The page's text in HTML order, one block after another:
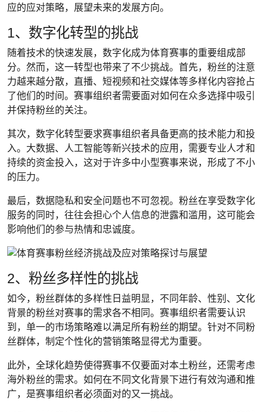
应的应对策略，展望未来的发展方向。
1、数字化转型的挑战
随着技术的快速发展，数字化成为体育赛事的重要组成部
分。然而，这一转型也带来了不少挑战。首先，粉丝的注意
力越来越分散，直播、短视频和社交媒体等多样化内容抢占
了他们的时间。赛事组织者需要面对如何在众多选择中吸引
并保持粉丝的关注。
其次，数字化转型要求赛事组织者具备更高的技术能力和投
入。大数据、人工智能等新兴技术的应用，需要专业人才和
持续的资金投入，这对于许多中小型赛事来说，形成了不小
的压力。
最后，数据隐私和安全问题也不可忽视。粉丝在享受数字化
服务的同时，往往会担心个人信息的泄露和滥用，这可能会
影响他们的参与热情和忠诚度。
2、粉丝多样性的挑战
如今，粉丝群体的多样性日益明显，不同年龄、性别、文化
背景的粉丝对赛事的需求各不相同。赛事组织者需要认识
到，单一的市场策略难以满足所有粉丝的期望。针对不同粉
丝群体，制定个性化的营销策略显得尤为重要。
此外，全球化趋势使得赛事不仅要面对本土粉丝，还需考虑
海外粉丝的需求。如何在不同文化背景下进行有效沟通和推
广，是赛事组织者必须面对的又一挑战。